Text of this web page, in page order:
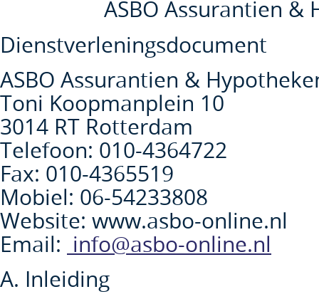
ASBO Assurantien &
Dienstverleningsdocument
ASBO Assurantien &
Toni Koopmanplein 10
3014 RT Rotterdam
Telefoon: 010-4364722
Fax: 010-4365519
Mobiel: 06-54233808
Website: www.asbo-online.nl
Email: info@asbo-online.nl
A. Inleiding